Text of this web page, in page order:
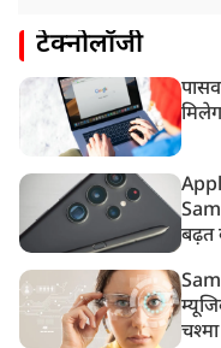
टेक्नोलॉजी
बढ़त
चश्मा